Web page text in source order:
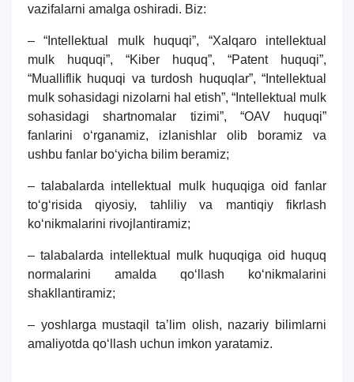
vazifalarni amalga oshiradi. Biz:
– “Intellektual mulk huquqi”, “Xalqaro intellektual
mulk huquqi”, “Kiber huquq”, “Patent huquqi”,
“Mualliflik huquqi va turdosh huquqlar”, “Intellektual
mulk sohasidagi nizolarni hal etish”, “Intellektual mulk
sohasidagi shartnomalar tizimi”, “OAV huquqi”
fanlarini o‘rganamiz, izlanishlar olib boramiz va
ushbu fanlar bo‘yicha bilim beramiz;
– talabalarda intellektual mulk huquqiga oid fanlar
to‘g‘risida qiyosiy, tahliliy va mantiqiy fikrlash
ko‘nikmalarini rivojlantiramiz;
– talabalarda intellektual mulk huquqiga oid huquq
normalarini amalda qo‘llash ko‘nikmalarini
shakllantiramiz;
– yoshlarga mustaqil taʼlim olish, nazariy bilimlarni
amaliyotda qo‘llash uchun imkon yaratamiz.